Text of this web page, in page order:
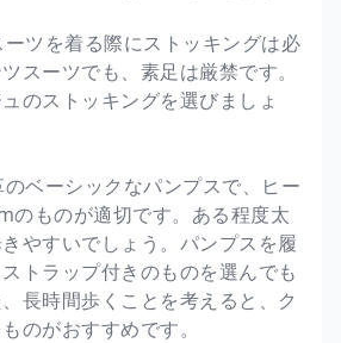
ツを着る際にストッキングは必
スーツでも、素足は厳禁です。
のストッキングを選びましょ
ベーシックなパンプスで、ヒー
のものが適切です。ある程度太
やすいでしょう。パンプスを履
トラップ付きのものを選んでも
長時間歩くことを考えると、ク
のがおすすめです。